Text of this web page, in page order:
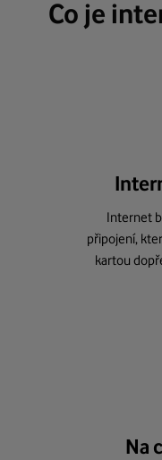
Co je
Internet
připojení,
kartou
Na